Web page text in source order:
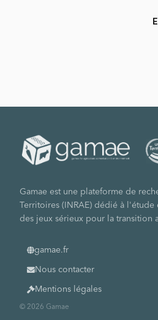
Gamae est une plateforme de
Territoires (INRAE) dédié à
des jeux sérieux pour la transition
gamae.fr
Nous contacter
Mentions légales
© 2026 Gamae